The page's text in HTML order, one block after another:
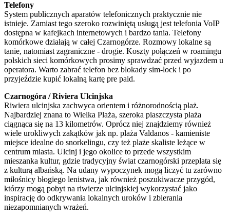
Telefony
System publicznych aparatów telefonicznych praktycznie nie
istnieje. Zamiast tego szeroko rozwiniętą usługą jest telefonia VoIP
dostępna w kafejkach internetowych i bardzo tania. Telefony
komórkowe działają w całej Czarnogórze. Rozmowy lokalne są
tanie, natomiast zagraniczne - drogie. Koszty połączeń w roamingu
polskich sieci komórkowych prosimy sprawdzać przed wyjazdem u
operatora. Warto zabrać telefon bez blokady sim-lock i po
przyjeździe kupić lokalną kartę pre paid.
Czarnogóra / Riviera Ulcinjska
Riwiera ulcinjska zachwyca orientem i różnorodnością plaż.
Najbardziej znana to Wielka Plaża, szeroka piaszczysta plaża
ciągnąca się na 13 kilometrów. Oprócz niej znajdziemy również
wiele urokliwych zakątków jak np. plaża Valdanos - kamieniste
miejsce idealne do snorkelingu, czy też plaże skaliste leżące w
centrum miasta. Ulcinj i jego okolice to przede wszystkim
mieszanka kultur, gdzie tradycyjny świat czarnogórski przeplata się
z kulturą albańską. Na udany wypoczynek mogą liczyć tu zarówno
miłośnicy błogiego lenistwa, jak również poszukiwacze przygód,
którzy mogą pobyt na riwierze ulcinjskiej wykorzystać jako
inspirację do odkrywania lokalnych uroków i zbierania
niezapomnianych wrażeń.